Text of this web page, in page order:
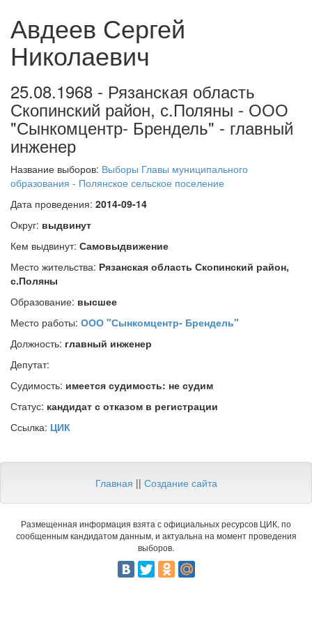
Авдеев Сергей
Николаевич
25.08.1968 - Рязанская область
Скопинский район, с.Поляны - ООО
"Сынкомцентр- Брендель" - главный
инженер
Название выборов: Выборы Главы муниципального
образования - Полянское сельское поселение
Дата проведения: 2014-09-14
Округ: выдвинут
Кем выдвинут: Самовыдвижение
Место жительства: Рязанская область Скопинский район,
с.Поляны
Образование: высшее
Место работы: ООО "Сынкомцентр- Брендель"
Должность: главный инженер
Депутат:
Судимость: имеется судимость: не судим
Статус: кандидат с отказом в регистрации
Ссылка: ЦИК
Главная || Создание сайта
Размещенная информация взята с официальных ресурсов ЦИК, по
сообщенным кандидатом данным, и актуальна на момент проведения
выборов.